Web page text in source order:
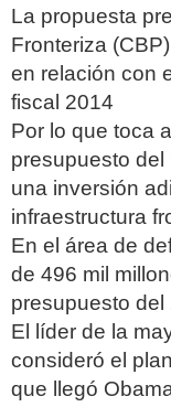
La propuesta
Fronteriza
en relación con
fiscal 2014
Por lo que toca
presupuesto
una inversión
infraestructura
En el área de
de 496 mil
presupuesto
El líder de la
consideró el
que llegó